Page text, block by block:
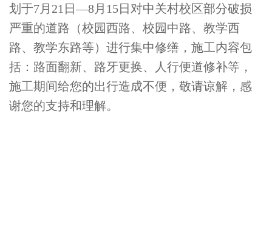
划于7月21日 —8月15日对中关村校区部分破损
严重的道路（校园西路、校园中路、教学西
路、教学东路等）进行集中修缮，施工内容包
括：路面翻新、路牙更换、人行便道修补等，
施工期间给您的出行造成不便，敬请谅解，感
谢您的支持和理解。